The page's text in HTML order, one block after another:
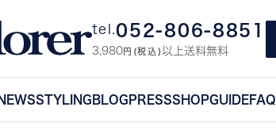
tel.052-806-8851
3,980円(税込)以上送料無料
STYLINGBLOGPRESSSHOPGUIDEFAQ